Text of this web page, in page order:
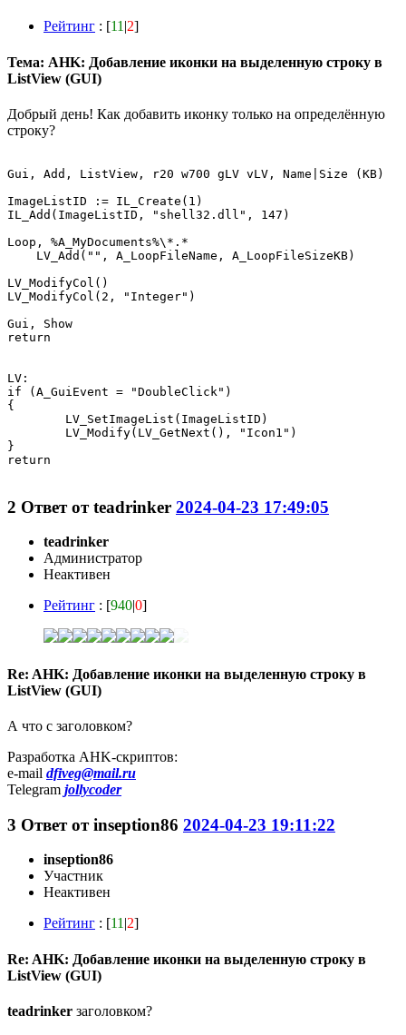
Рейтинг : [11|2]
Тема: AHK: Добавление иконки на выделенную строку в
ListView (GUI)
Добрый день! Как добавить иконку только на определённую
строку?
Gui, Add, ListView, r20 w700 gLV vLV, Name|Size (KB)
ImageListID := IL_Create(1)
IL_Add(ImageListID, "shell32.dll", 147)
Loop, %A_MyDocuments%\*.*
    LV_Add("", A_LoopFileName, A_LoopFileSizeKB)
LV_ModifyCol()
LV_ModifyCol(2, "Integer")
Gui, Show
return
LV:
if (A_GuiEvent = "DoubleClick")
{
}
return
2 Ответ отteadrinker 2024-04-23 17:49:05
teadrinker
Администратор
Неактивен
Рейтинг : [940|0]
Re: AHK: Добавление иконки на выделенную строку в
ListView (GUI)
А что с заголовком?
Разработка AHK-скриптов:
e-mail dfiveg@mail.ru
Telegram jollycoder
3 Ответ отinseption86 2024-04-23 19:11:22
inseption86
Участник
Неактивен
Рейтинг : [11 |2]
Re: AHK: Добавление иконки на выделенную строку в
ListView (GUI)
teadrinker заголовком?